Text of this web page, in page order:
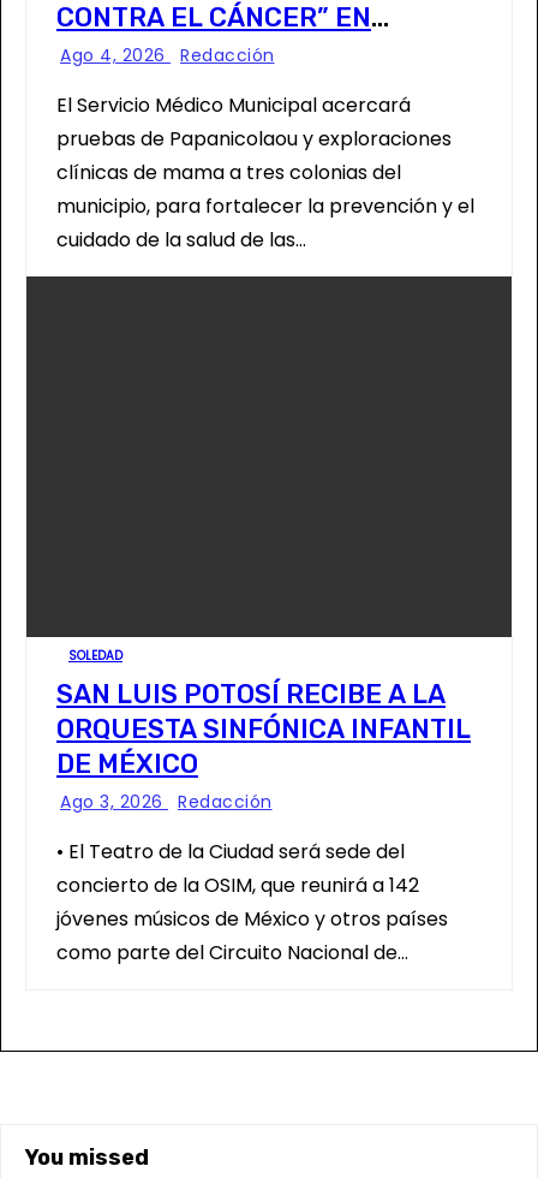
CONTRA EL CÁNCER” EN
COLONIAS
Ago 4, 2026 Redacción
El Servicio Médico Municipal acercará
pruebas de Papanicolaou y exploraciones
clínicas de mama a tres colonias del
municipio, para fortalecer la prevención y el
cuidado de la salud de las…
SOLEDAD
SAN LUIS POTOSÍ RECIBE A LA
ORQUESTA SINFÓNICA INFANTIL
DE MÉXICO
Ago 3, 2026 Redacción
• El Teatro de la Ciudad será sede del
concierto de la OSIM, que reunirá a 142
jóvenes músicos de México y otros países
como parte del Circuito Nacional de…
You missed